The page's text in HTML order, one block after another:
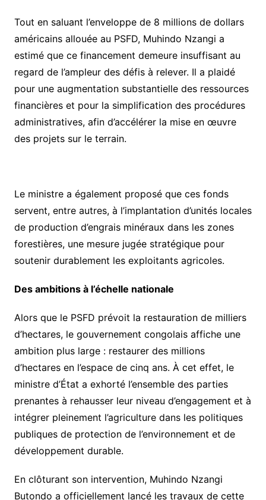
Tout en saluant l’enveloppe de 8 millions de dollars
américains allouée au PSFD, Muhindo Nzangi a
estimé que ce financement demeure insuffisant au
regard de l’ampleur des défis à relever. Il a plaidé
pour une augmentation substantielle des ressources
financières et pour la simplification des procédures
administratives, afin d’accélérer la mise en œuvre
des projets sur le terrain.
Le ministre a également proposé que ces fonds
servent, entre autres, à l’implantation d’unités locales
de production d’engrais minéraux dans les zones
forestières, une mesure jugée stratégique pour
soutenir durablement les exploitants agricoles.
Des ambitions à l’échelle nationale
Alors que le PSFD prévoit la restauration de milliers
d’hectares, le gouvernement congolais affiche une
ambition plus large : restaurer des millions
d’hectares en l’espace de cinq ans. À cet effet, le
ministre d’État a exhorté l’ensemble des parties
prenantes à rehausser leur niveau d’engagement et à
intégrer pleinement l’agriculture dans les politiques
publiques de protection de l’environnement et de
développement durable.
En clôturant son intervention, Muhindo Nzangi
Butondo a officiellement lancé les travaux de cette